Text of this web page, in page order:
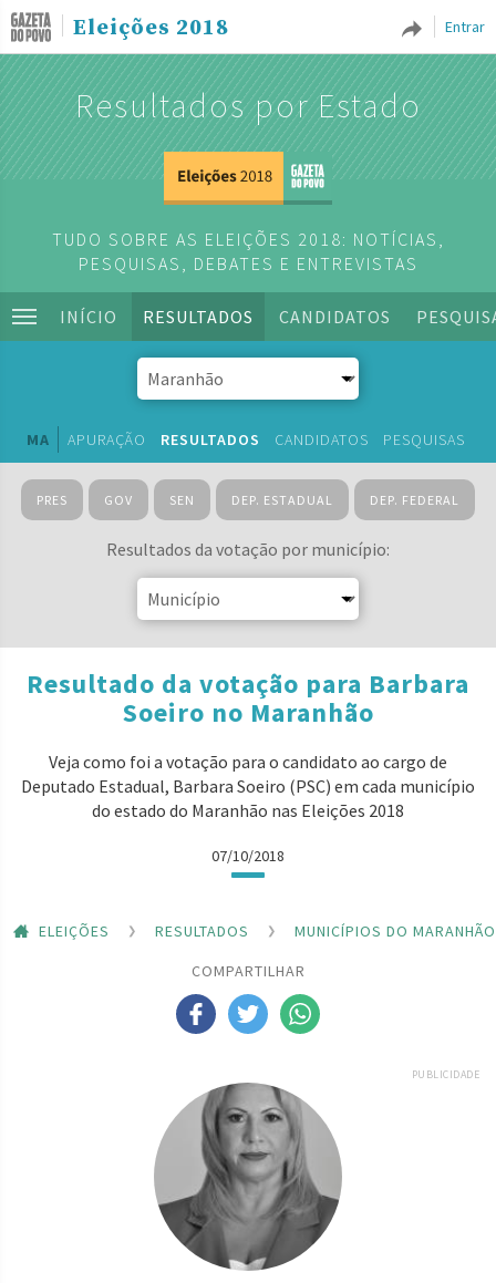
Entrar
Eleições 2018
Resultados por Estado
TUDO SOBRE AS ELEIÇÕES 2018: NOTÍCIAS,
PESQUISAS, DEBATES E ENTREVISTAS
INÍCIO RESULTADOS CANDIDATOS
MA APURAÇÃO RESULTADOS CANDIDATOS PESQUISAS
PRES GOV SEN DEP. ESTADUAL DEP. FEDERAL
Resultados da votação por município:
Resultado da votação para Barbara
Soeiro no Maranhão
Veja como foi a votação para o candidato ao cargo de
Deputado Estadual, Barbara Soeiro (PSC) em cada município
do estado do Maranhão nas Eleições 2018
07/10/2018
ELEIÇÕES RESULTADOS
MUNICÍPIOS DO MARANHÃO
COMPARTILHAR
PUBLICIDADE